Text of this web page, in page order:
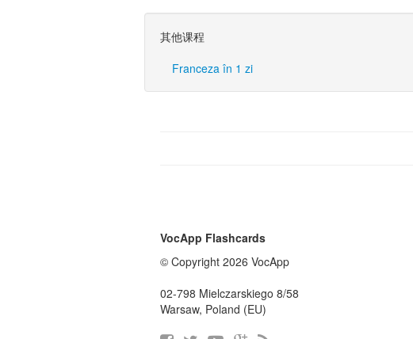
其他课程
Franceza în 1 zi
VocApp Flashcards
© Copyright 2026 VocApp
02-798 Mielczarskiego 8/58
Warsaw, Poland (EU)